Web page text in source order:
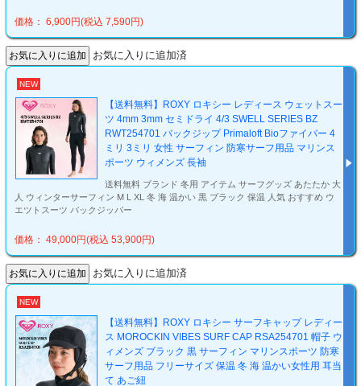
価格： 6,900円(税込 7,590円)
お気に入りに追加済
NEW
【送料無料】ROXY ロキシー レディース ウェットスー
ツ 4mm 3mm セミドライ 4/3 SWELL SERIES BZ
RWT254701 バックジップ Primaloft Bioファイバー 4
ミリ 3ミリ 女性 サーフィン 防寒サーフ用品 マリンス
ポーツ ウィメンズ 長袖
送料無料 ブランド 冬用 アイテム サーフグッズ あたたか 大
人 ウィンターサーフィン M L XL 冬 海 温かい 黒 ブラック 保温 人気 おすすめ ウ
エツトスーツ バックジッパー
価格： 49,000円(税込 53,900円)
お気に入りに追加済
NEW
【送料無料】ROXY ロキシー サーフキャップ レディー
ス MOROCKIN VIBES SURF CAP RSA254701 帽子 ウ
ィメンズ ブラック 黒 サーフィン マリンスポーツ 防寒
サーフ用品 フリーサイズ 保温 冬 海 温かい女性用 耳当
て あご紐